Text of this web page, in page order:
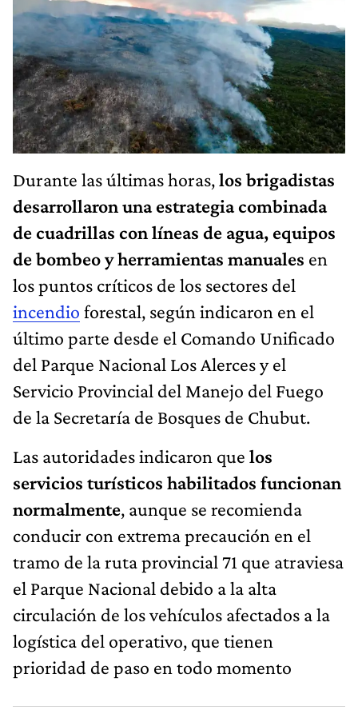
Durante las últimas horas,los brigadistas
desarrollaron una estrategia combinada
de cuadrillas con líneas de agua, equipos
de bombeo y herramientas manuales en
los puntos críticos de los sectores del
incendio forestal, según indicaron en el
último parte desde el Comando Unificado
del Parque Nacional Los Alerces y el
Servicio Provincial del Manejo del Fuego
de la Secretaría de Bosques de Chubut.
Las autoridades indicaron que los
servicios turísticos habilitados funcionan
normalmente, aunque se recomienda
conducir con extrema precaución en el
tramo de la ruta provincial 71 que atraviesa
el Parque Nacional debido a la alta
circulación de los vehículos afectados a la
logística del operativo, que tienen
prioridad de paso en todo momento